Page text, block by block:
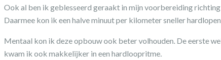
Ook al ben ik geblesseerd geraakt in mijn voorbereiding
Daarmee kon ik een halve minuut per kilometer sneller
Mentaal kon ik deze opbouw ook beter volhouden. De eerste
kwam ik ook makkelijker in een hardloopritme.